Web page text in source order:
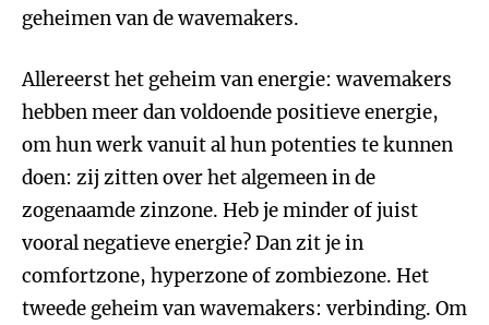
geheimen van de wavemakers.
Allereerst het geheim van energie: wavemakers
hebben meer dan voldoende positieve energie,
om hun werk vanuit al hun potenties te kunnen
doen: zij zitten over het algemeen in de
zogenaamde zinzone. Heb je minder of juist
vooral negatieve energie? Dan zit je in
comfortzone, hyperzone of zombiezone. Het
tweede geheim van wavemakers: verbinding. Om